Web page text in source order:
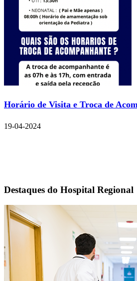
Horário de Visita e Troca de
19-04-2024
Destaques do Hospital Regional